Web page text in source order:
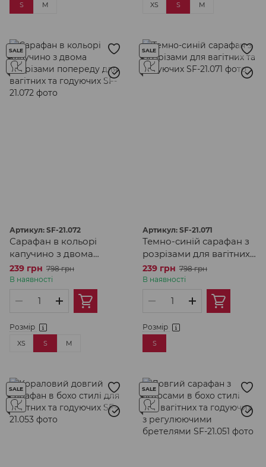
S M XS S M
SALE
Артикул: SF-21.072
Сарафан в кольорі
капучино з двома
розрізами попереду
для вагітних та
239 грн 798 грн
В наявності
Розмір
XS S M
SALE
Артикул: SF-21.071
Темно-синій сарафан з
розрізами для вагітних
та годуючих
239 грн 798 грн
В наявності
Розмір
S
SALE SALE